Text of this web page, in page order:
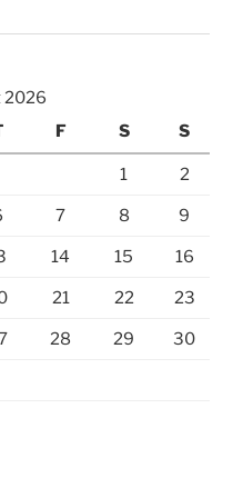
2026
F S S
1 2
7 8 9
14 15 16
21 22 23
28 29 30